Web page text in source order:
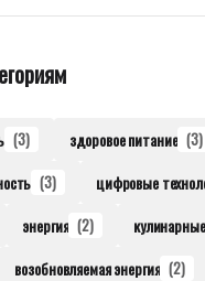
(3) здоровое питание (3)
(3) цифровые
энергия (2)
возобновляемая энергия (2)